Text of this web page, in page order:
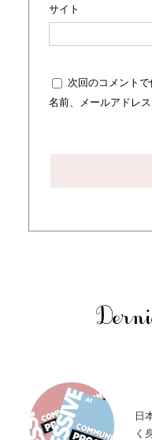
サイト
次回のコメント
名前、メールアドレ
日
く